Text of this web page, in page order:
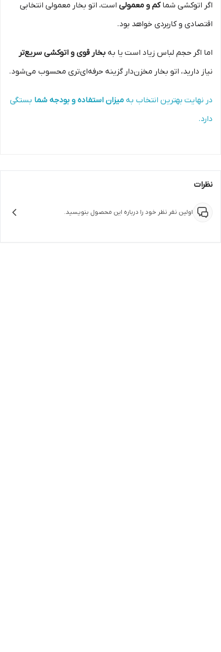
اگر اتوکشی شماکم و معمولی است، اتو بخار معمولی انتخابی
اقتصادی و کاربردی خواهد بود.
اما اگر حجم لباس زیاد است یا به بخار قوی و اتوکشی سریع‌تر
نیاز دارید، اتو بخار مخزن‌دار گزینه حرفه‌ای‌تری محسوب می‌شود.
در نهایت بهترین انتخاب به میزان استفاده و بودجه شما بستگی
دارد.
نظرات
اولین نفر نظر خود را درباره این محصول بنویسید.